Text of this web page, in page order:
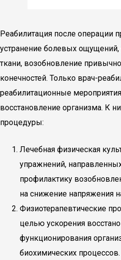
Реабилитация после операции
устранение болевых
ткани, возобновление
конечностей. Только врач-
реабилитационные
восстановление организма. К
процедуры:
Лечебная физическая
упражнений,
профилактику
на снижение напряжения
Физиотерапевтические
целью ускорения
функционирования
биохимических процессов.